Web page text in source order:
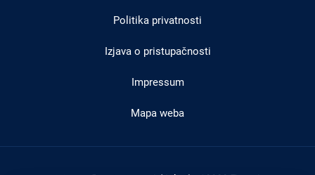
Politika privatnosti
Izjava o pristupačnosti
Impressum
Mapa weba